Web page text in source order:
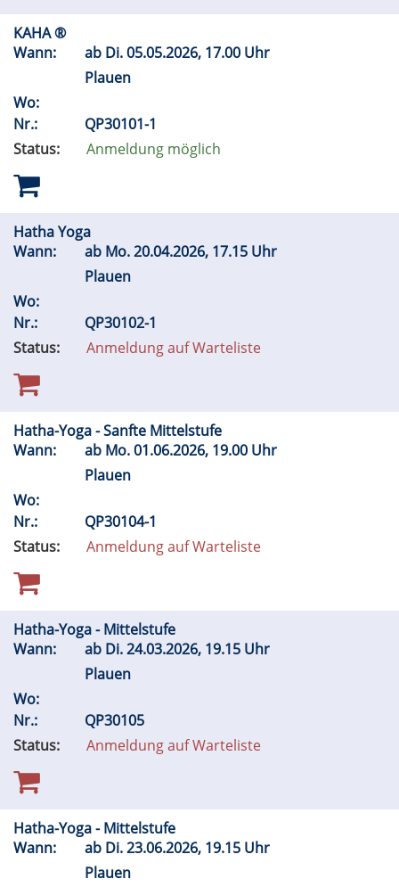
KAHA ®
Wann:
ab Di.05.05.2026, 17.00 Uhr
Plauen
Wo:
Nr.:
QP30101-1
Status:
Anmeldung möglich
Hatha Yoga
Wann:
ab Mo.20.04.2026, 17.15 Uhr
Plauen
Wo:
Nr.:
QP30102-1
Status:
Anmeldung auf Warteliste
Hatha-Yoga - Sanfte Mittelstufe
Wann:
ab Mo.01.06.2026, 19.00 Uhr
Plauen
Wo:
Nr.:
QP30104-1
Status:
Anmeldung auf Warteliste
Hatha-Yoga - Mittelstufe
Wann:
ab Di.24.03.2026, 19.15 Uhr
Plauen
Wo:
Nr.:
QP30105
Status:
Anmeldung auf Warteliste
Hatha-Yoga - Mittelstufe
Wann:
ab Di.23.06.2026, 19.15 Uhr
Plauen